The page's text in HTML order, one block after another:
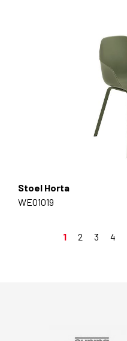
Stoel Horta
WE01019
PagineringHuidige
1 Pagina
2 Pagina
3 4